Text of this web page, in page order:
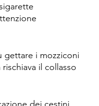
gettare i mozziconi
il collasso